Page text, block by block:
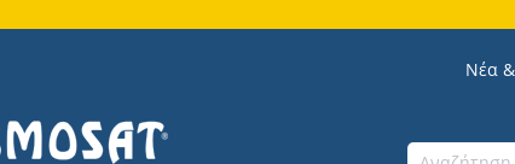
Νέα